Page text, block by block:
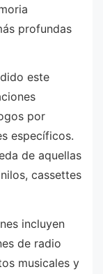
profundas
este
por
específicos.
de aquellas
cassettes
incluyen
de radio
musicales y